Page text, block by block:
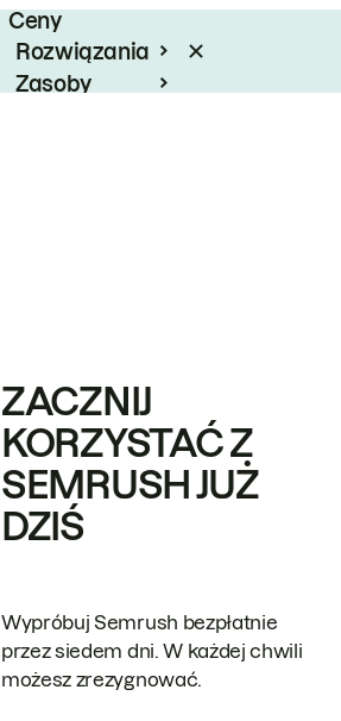
Ceny
Rozwiązania
Zasoby
ZACZNIJ
KORZYSTAĆ Z
SEMRUSH JUŻ
DZIŚ
Wypróbuj Semrush bezpłatnie
przez siedem dni. W każdej chwili
możesz zrezygnować.